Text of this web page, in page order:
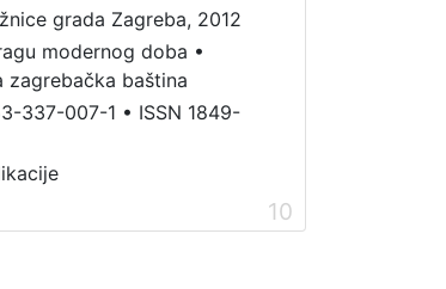
grada Zagreba, 2012
modernog doba •
zagrebačka baština
337-007-1 • ISSN 1849-
10